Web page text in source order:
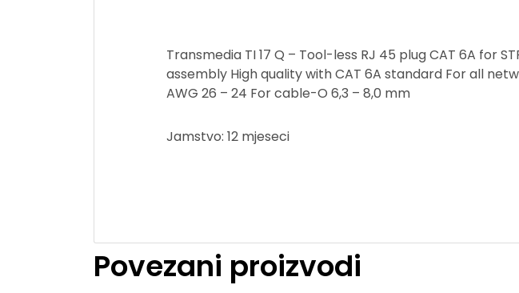
Transmedia TI 17 Q – Tool-less RJ 45 plug CAT 6A for
assembly High quality with CAT 6A standard For all
AWG 26 – 24 For cable-O 6,3 – 8,0 mm
Jamstvo: 12 mjeseci
Povezani proizvodi